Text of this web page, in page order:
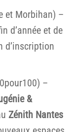
et Morbihan) –
d’année et de
d’inscription
–
&
Zénith Nantes